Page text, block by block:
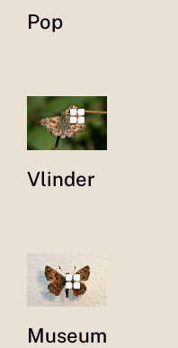
Pop
Vlinder
Museum